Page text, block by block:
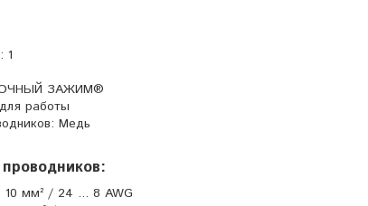
1
ЗАЖИМ®
работы
Медь
мм² / 24 ... 8 AWG